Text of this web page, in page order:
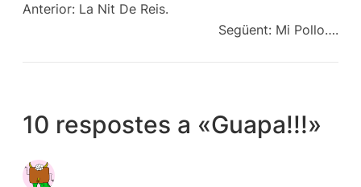
Anterior: La Nit De Reis.
Següent: Mi Pollo….
10 respostes a «Guapa!!!»